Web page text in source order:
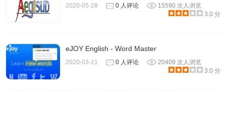
2020-05-28 0 人评论
15590 次人浏览
3.0 分
eJOY English - Word Master
2020-03-21 0 人评论
20409 次人浏览
3.0 分